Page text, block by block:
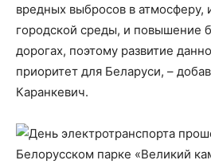
вредных выбросов в атмосферу,
городской среды, и повышение
дорогах, поэтому развитие
приоритет для Беларуси, –
Каранкевич.